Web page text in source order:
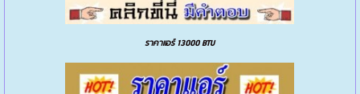
ราคาแอร์ 13000 BTU